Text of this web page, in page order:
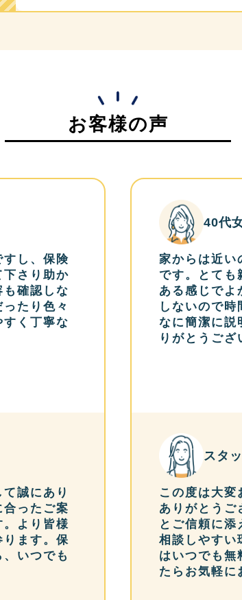
お客様の声
すし、保険
下さり助か
確認しな
たり色々
く丁寧な
誠にあり
ったご案
。より皆様
ります。保
いつでも
40代
家からは近い
です。とても
ある感じでよ
しないので
なに簡潔に説
りがとうござ
スタ
この度は大変
ありがとうご
とご信頼に
相談しやすい
はいつでも無
たらお気軽に